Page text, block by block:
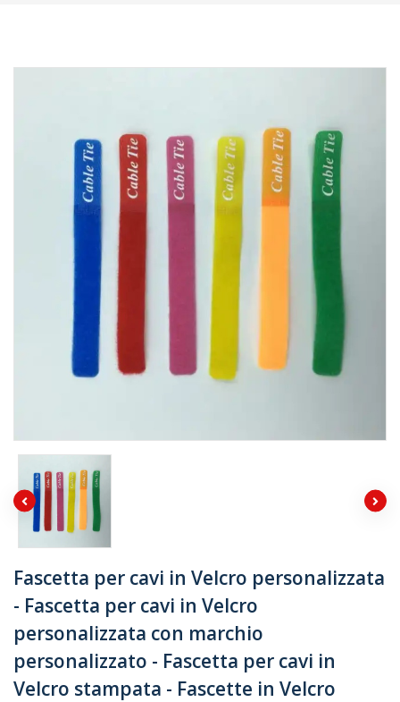
Fascetta per cavi in ​​Velcro personalizzata
- Fascetta per cavi in ​​Velcro
personalizzata con marchio
personalizzato - Fascetta per cavi in ​​
Velcro stampata - Fascette in Velcro